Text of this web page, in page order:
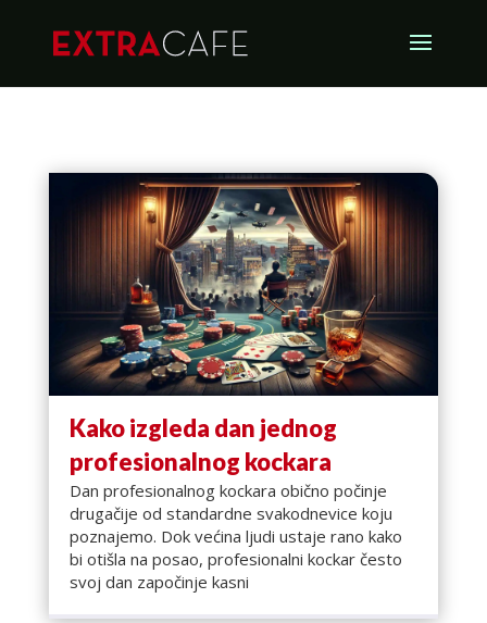
Kako izgleda dan jednog
profesionalnog kockara
Dan profesionalnog kockara obično počinje
drugačije od standardne svakodnevice koju
poznajemo. Dok većina ljudi ustaje rano kako
bi otišla na posao, profesionalni kockar često
svoj dan započinje kasni